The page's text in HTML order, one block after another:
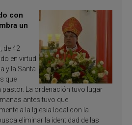
con
un
de 42
en virtud
y la Santa
que
pastor. La ordenación tuvo lugar
antes tuvo que
a la Iglesia local con la
eliminar la identidad de las